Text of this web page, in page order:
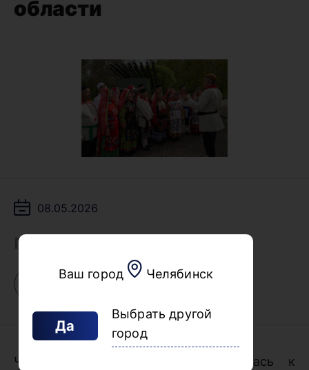
Ваш город Челябинск
Да
Выбрать другой
город
области
08.05.2026
Поделиться
Челябинская область присоединилась к